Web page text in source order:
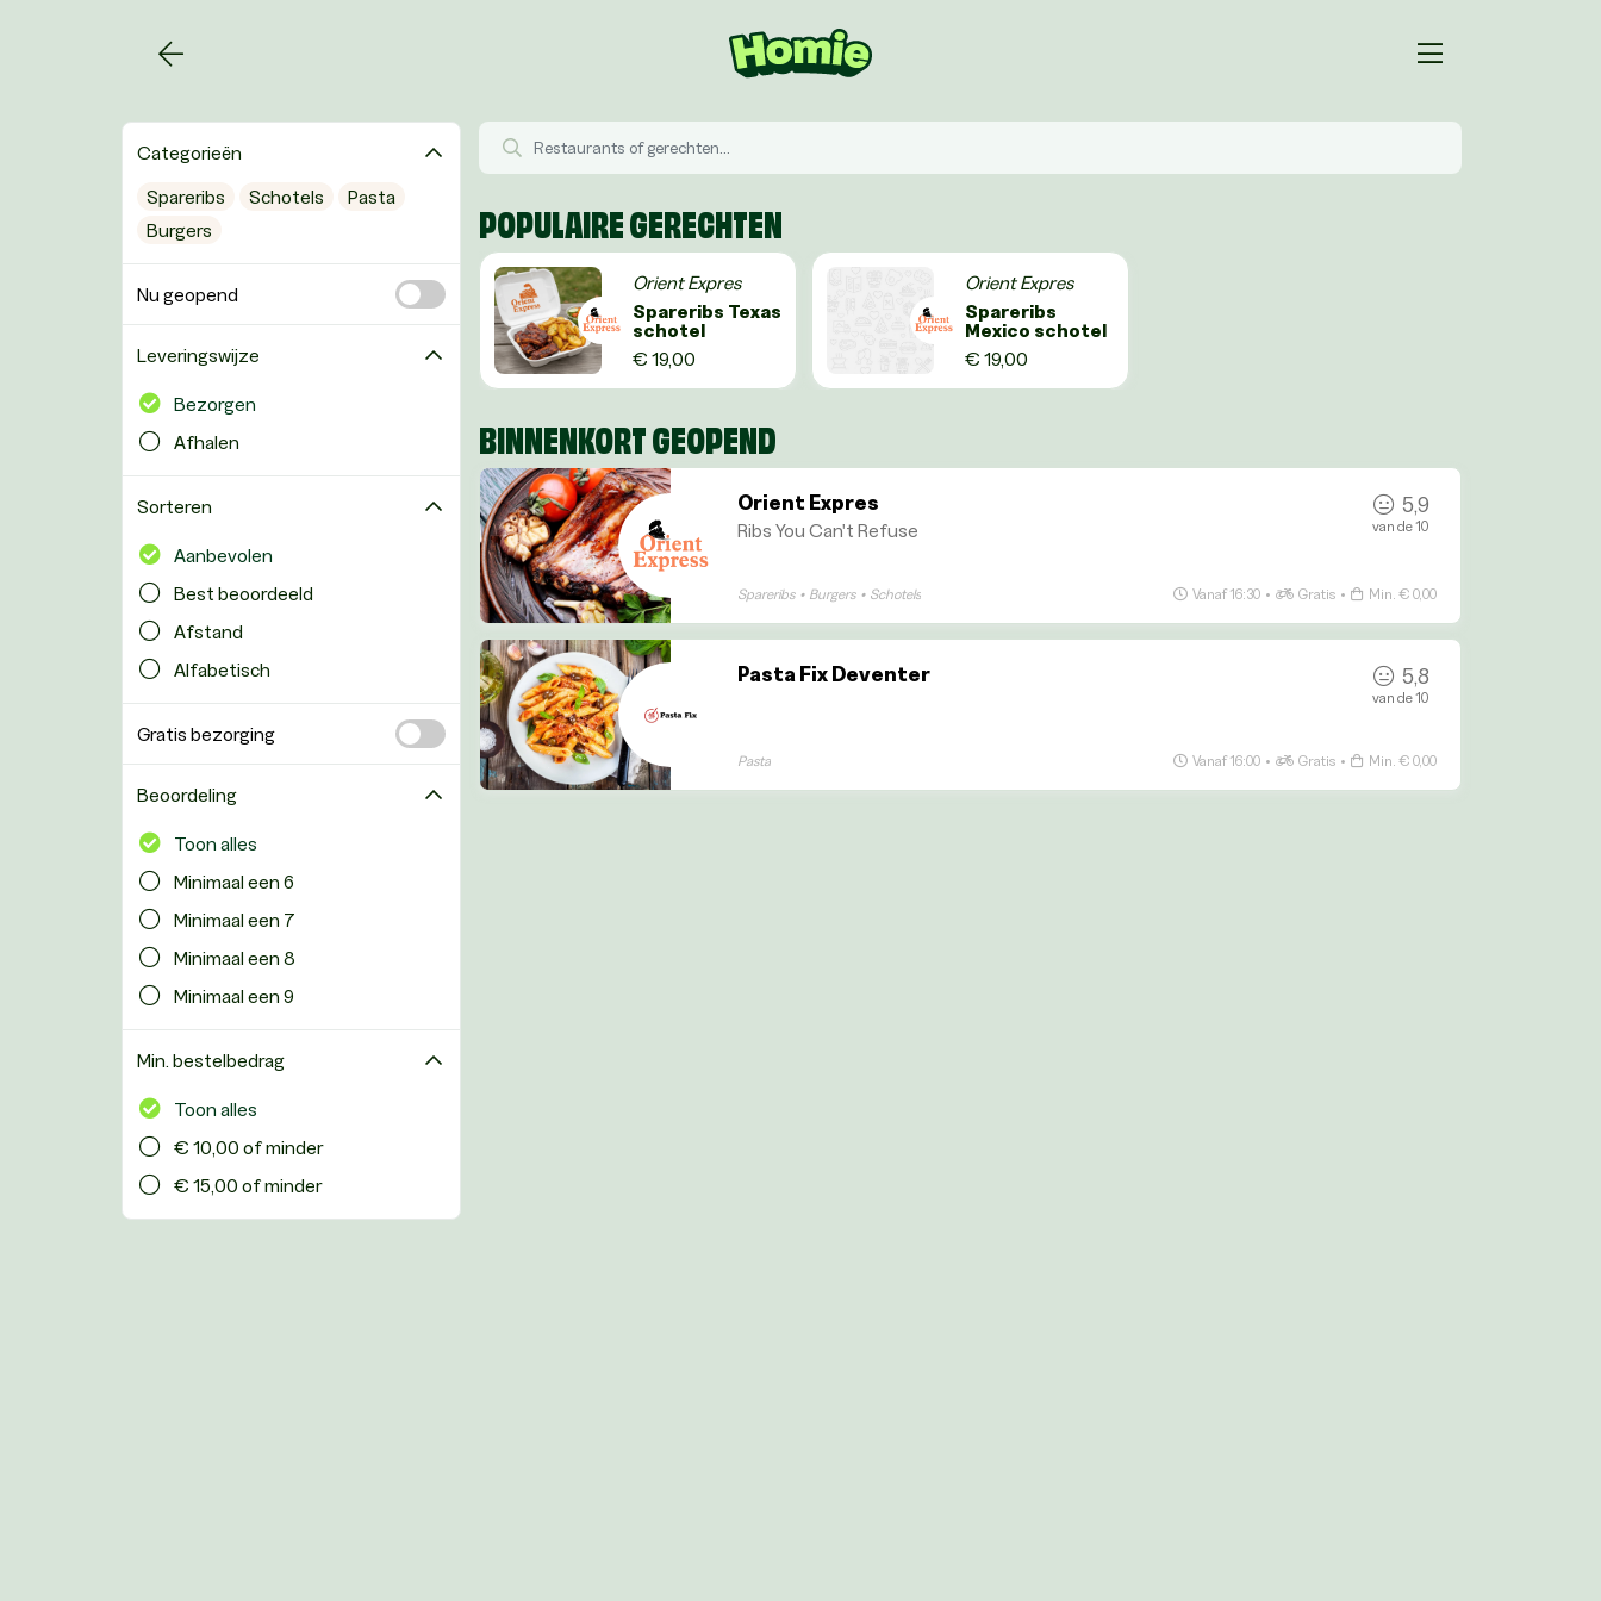
Categorieën
Spareribs
Schotels
Pasta
Burgers
Nu geopend
Leveringswijze
Bezorgen
Afhalen
Sorteren
Aanbevolen
Best beoordeeld
Afstand
Alfabetisch
Gratis bezorging
Beoordeling
Toon alles
Minimaal een 6
Minimaal een 7
Minimaal een 8
Minimaal een 9
Min. bestelbedrag
Toon alles
€ 10,00 of minder
€ 15,00 of minder
POPULAIRE GERECHTEN
Orient Expres
Spareribs Texas
schotel
€ 19,00
Orient Expres
Spareribs
Mexico schotel
€ 19,00
BINNENKORT GEOPEND
Orient Expres
Ribs You Can't Refuse
5,9
van de 10
Spareribs • Burgers • Schotels Vanaf 16:30 • Gratis • Min. € 0,00
Pasta Fix Deventer 5,8
van de 10
Pasta Vanaf 16:00 • Gratis • Min. € 0,00